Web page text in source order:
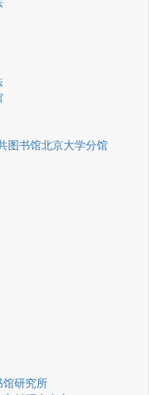
图书馆北京大学分馆
研究所